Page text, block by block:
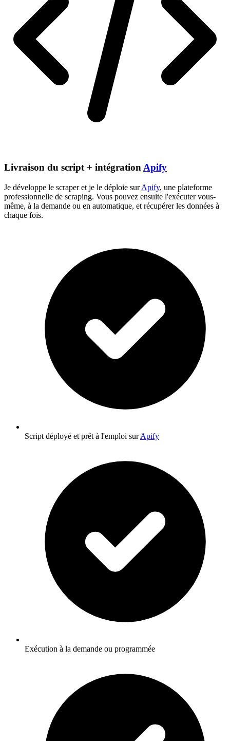
Livraison du script + intégration Apify
Je développe le scraper et je le déploie surApify, une plateforme
professionnelle de scraping. Vous pouvez ensuite l'exécuter vous-
même, à la demande ou en automatique, et récupérer les données à
chaque fois.
Script déployé et prêt à l'emploi surApify
Exécution à la demande ou programmée